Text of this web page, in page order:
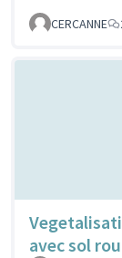
CERCANNE
avec sol